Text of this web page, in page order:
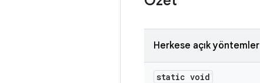
Herkese açık yöntemler
static void